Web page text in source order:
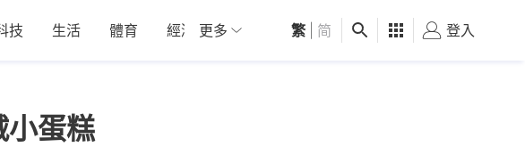
技 生活 體育 經濟 01深圳 觀點 健康 好食玩飛
更多 繁 简 登入
小蛋糕